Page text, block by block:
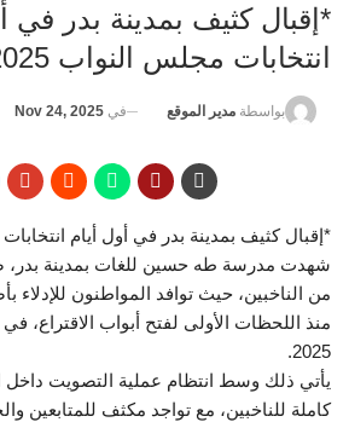
*إقبال كثيف بمدينة بدر في
انتخابات مجلس النواب 2025*
بواسطة مدير الموقع في Nov 24, 2025
*إقبال كثيف بمدينة بدر في أول أيام انتخابات
شهدت مدرسة طه حسين للغات بمدينة بدر،
من الناخبين، حيث توافد المواطنون للإدلاء
منذ اللحظات الأولى لفتح أبواب الاقتراع،
2025.
يأتي ذلك وسط انتظام عملية التصويت داخل
كاملة للناخبين، مع تواجد مكثف للمتابعين